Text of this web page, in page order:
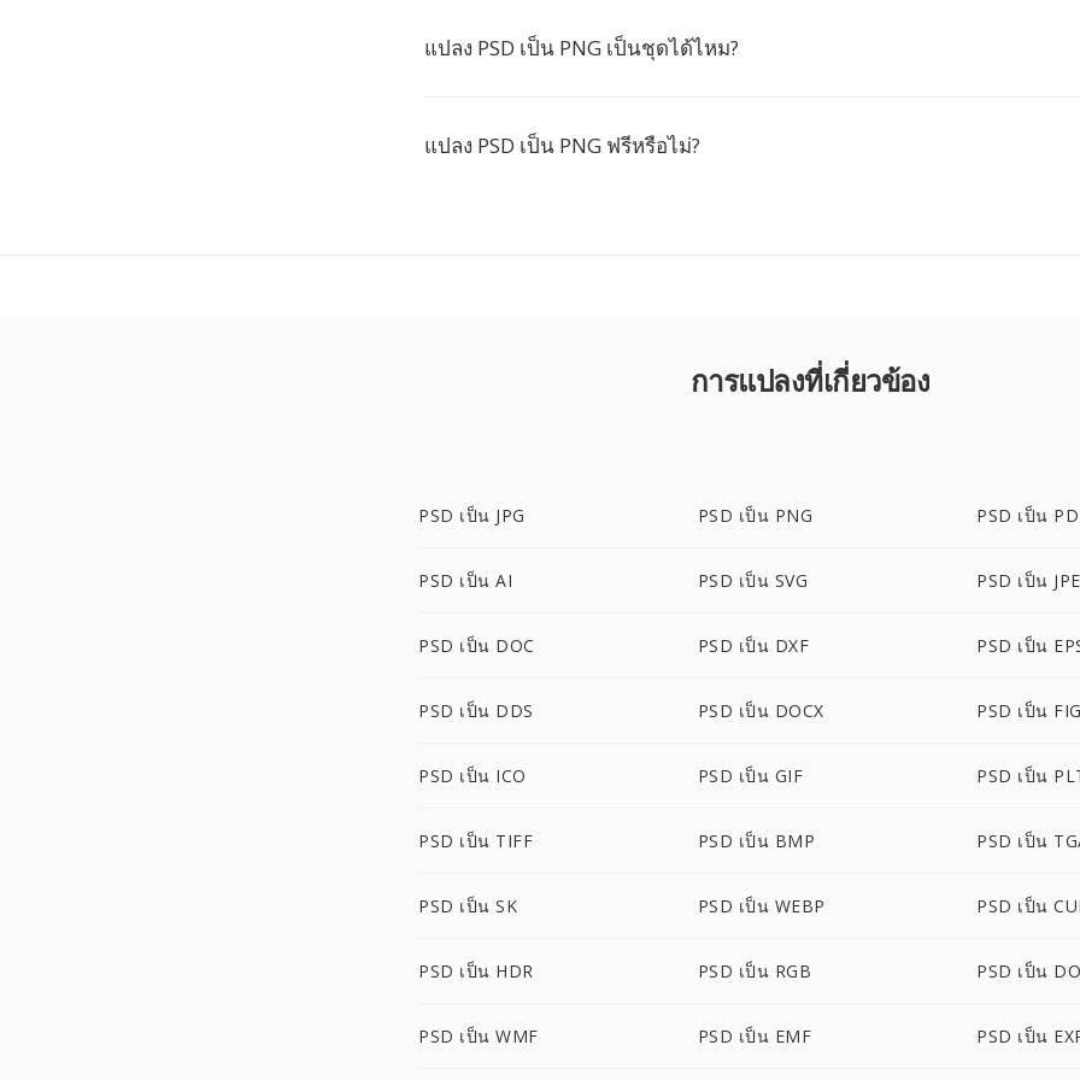
แปลง PSD เป็น PNG เป็นชุดได้ไหม?
แปลง PSD เป็น PNG ฟรีหรือไม่?
การแปลงที่เกี่ยวข้อง
PSD เป็น JPG PSD เป็น PNG PSD เป็น
PSD เป็น AI PSD เป็น SVG PSD เป็น
PSD เป็น DOC PSD เป็น DXF PSD เป็น
PSD เป็น DDS PSD เป็น DOCX PSD เป็น
PSD เป็น ICO PSD เป็น GIF PSD เป็น
PSD เป็น TIFF PSD เป็น BMP PSD เป็น
PSD เป็น SK PSD เป็น WEBP PSD เป็น
PSD เป็น HDR PSD เป็น RGB PSD เป็น
PSD เป็น WMF PSD เป็น EMF PSD เป็น